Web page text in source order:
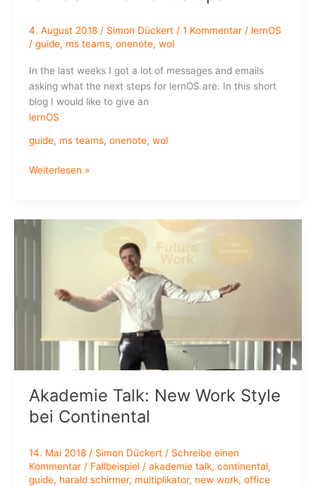
4. August 2018 / Simon Dückert / 1 Kommentar / lernOS
/ guide, ms teams, onenote, wol
In the last weeks I got a lot of messages and emails
asking what the next steps for lernOS are. In this short
blog I would like to give an
lernOS
guide, ms teams, onenote, wol
lernOS
Weiterlesen »
Akademie Talk: New Work Style
bei Continental
14. Mai 2018 / Simon Dückert / Schreibe einen
Kommentar / Fallbeispiel/ akademie talk, continental,
guide, harald schirmer, multiplikator, new work, office